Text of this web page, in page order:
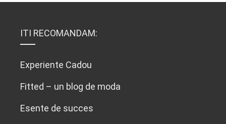
ITI RECOMANDAM:
Experiente Cadou
Fitted – un blog de moda
Esente de succes